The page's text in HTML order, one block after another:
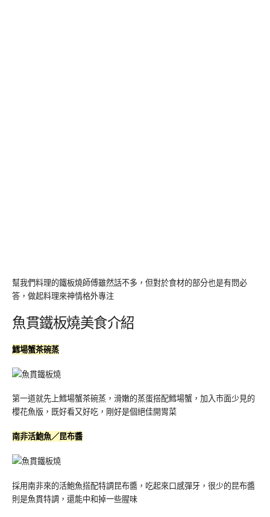
幫我們料理的鐵板燒師傅雖然話不多，但對於食材的部分也是有問必
答，做起料理來神情格外專注
魚貫鐵板燒美食介紹
鱈場蟹茶碗蒸
第一道就先上鱈場蟹茶碗蒸，滑嫩的蒸蛋搭配鱈場蟹，加入市面少見的
櫻花魚版，既好看又好吃，剛好是個絕佳開胃菜
南非活鮑魚／昆布醬
採用南非來的活鮑魚搭配特調昆布醬，吃起來口感彈牙，很少的昆布醬
則是魚貫特調，還能中和掉一些腥味